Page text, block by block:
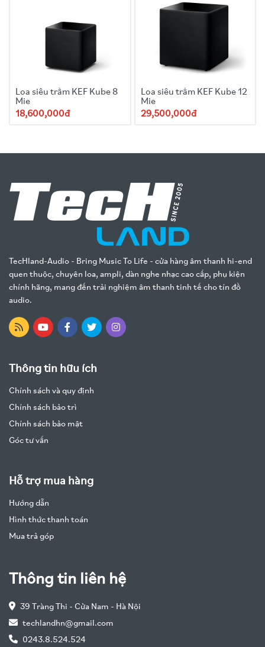
Loa siêu trầm KEF Kube 8
Mie
18,600,000đ
Loa siêu trầm KEF Kube 12
Mie
29,500,000đ
TecHland-Audio - Bring Music To Life - cửa hàng âm thanh hi-end
quen thuộc, chuyên loa, ampli, dàn nghe nhạc cao cấp, phụ kiện
chính hãng, mang đến trải nghiệm âm thanh tinh tế cho tín đồ
audio.
Thông tin hữu ích
Chính sách và quy định
Chính sách bảo trì
Chính sách bảo mật
Góc tư vấn
Hỗ trợ mua hàng
Hướng dẫn
Hình thức thanh toán
Mua trả góp
Thông tin liên hệ
39 Tràng Thi - Cửa Nam - Hà Nội
techlandhn@gmail.com
0243.8.524.524